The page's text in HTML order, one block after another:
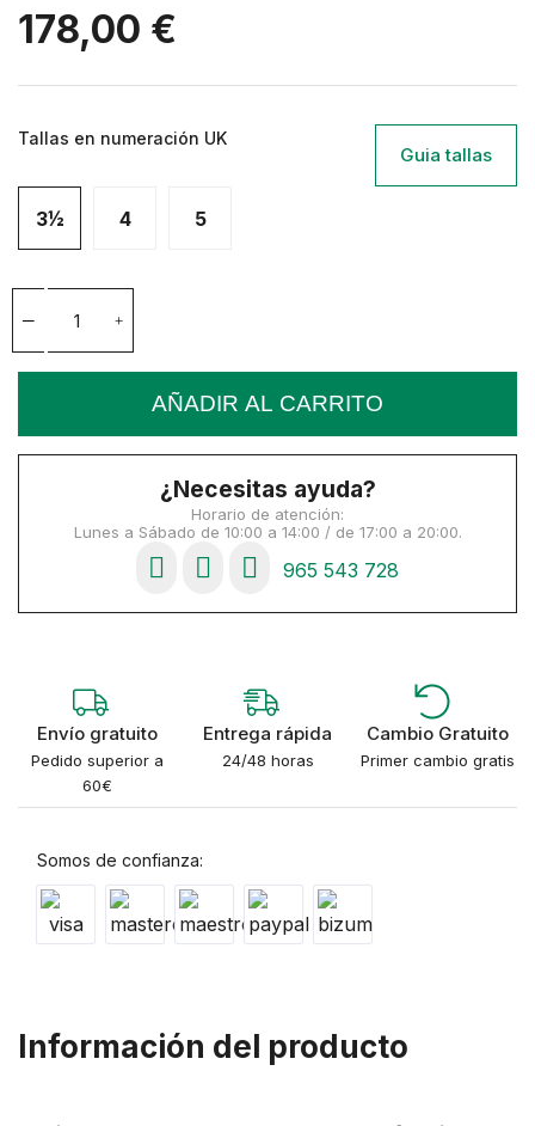
178,00 €
Tallas en numeración UK
Guia tallas
3½ 4 5
AÑADIR AL CARRITO
¿Necesitas ayuda?
Horario de atención:
Lunes a Sábado de 10:00 a 14:00 / de 17:00 a 20:00.
965 543 728
Envío gratuito
Pedido superior a
60€
Entrega rápida
24/48 horas
Cambio Gratuito
Primer cambio gratis
Somos de confianza:
Información del producto